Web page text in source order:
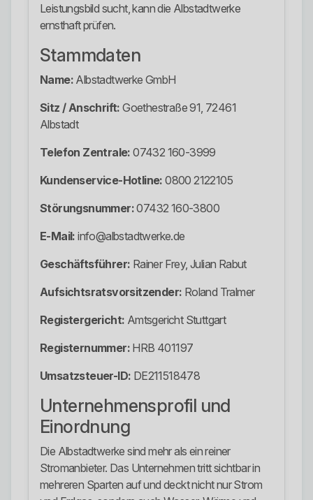
Leistungsbild sucht, kann die Albstadtwerke
ernsthaft prüfen.
Stammdaten
Name: Albstadtwerke GmbH
Sitz / Anschrift: Goethestraße 91, 72461
Albstadt
Telefon Zentrale: 07432 160-3999
Kundenservice-Hotline: 0800 2122105
Störungsnummer:07432 160-3800
E-Mail: info@albstadtwerke.de
Geschäftsführer: Rainer Frey, Julian Rabut
Aufsichtsratsvorsitzender: Roland Tralmer
Registergericht: Amtsgericht Stuttgart
Registernummer: HRB 401197
Umsatzsteuer-ID: DE211518478
Unternehmensprofil und
Einordnung
Die Albstadtwerke sind mehr als ein reiner
Stromanbieter. Das Unternehmen tritt sichtbar in
mehreren Sparten auf und deckt nicht nur Strom